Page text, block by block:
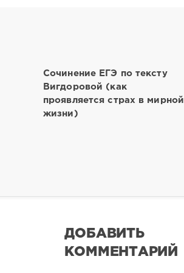
Сочинение ЕГЭ по тексту
Вигдоровой (как
проявляется страх в мирной
жизни)
ДОБАВИТЬ
КОММЕНТАРИЙ